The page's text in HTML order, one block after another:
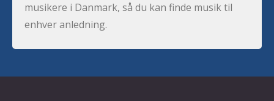
musikere i Danmark, så du kan finde musik til
enhver anledning.